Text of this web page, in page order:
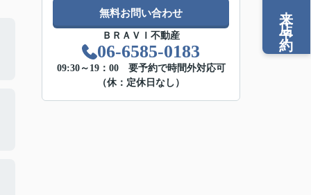
無料お問い合わせ
ＢＲＡＶＩ不動産
06-6585-0183
09:30～19：00 要予約で時間外対応可
（休：定休日なし）
来店予約